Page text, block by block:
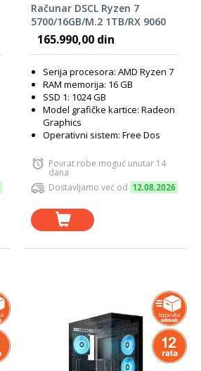
Računar DSCL Ryzen 7
5700/16GB/M.2 1TB/RX 9060
XT 16GB/700W
165.990,00 din
Serija procesora: AMD Ryzen 7
RAM memorija: 16 GB
SSD 1: 1024 GB
Model grafičke kartice: Radeon
Graphics
Operativni sistem: Free Dos
Povrat robe moguć unutar 14
dana
Dostavljamo već od 12.08.2026